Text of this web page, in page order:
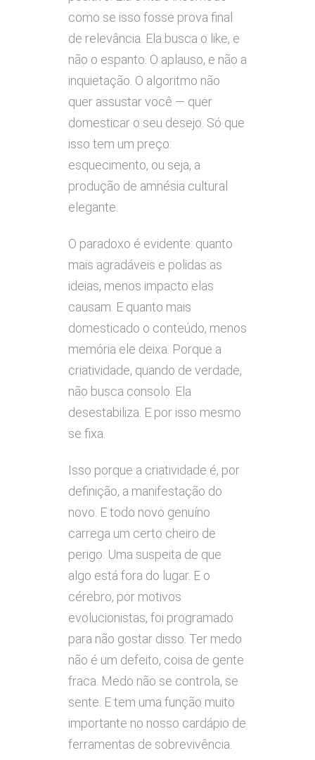
como se isso fosse prova final
de relevância. Ela busca o like, e
não o espanto. O aplauso, e não a
inquietação. O algoritmo não
quer assustar você — quer
domesticar o seu desejo. Só que
isso tem um preço:
esquecimento, ou seja, a
produção de amnésia cultural
elegante.
O paradoxo é evidente: quanto
mais agradáveis e polidas as
ideias, menos impacto elas
causam. E quanto mais
domesticado o conteúdo, menos
memória ele deixa. Porque a
criatividade, quando de verdade,
não busca consolo. Ela
desestabiliza. E por isso mesmo
se fixa.
Isso porque a criatividade é, por
definição, a manifestação do
novo. E todo novo genuíno
carrega um certo cheiro de
perigo. Uma suspeita de que
algo está fora do lugar. E o
cérebro, por motivos
evolucionistas, foi programado
para não gostar disso. Ter medo
não é um defeito, coisa de gente
fraca. Medo não se controla, se
sente. E tem uma função muito
importante no nosso cardápio de
ferramentas de sobrevivência.